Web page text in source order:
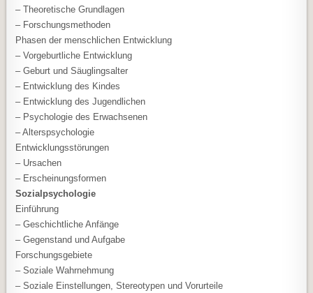
– Theoretische Grundlagen
– Forschungsmethoden
Phasen der menschlichen Entwicklung
– Vorgeburtliche Entwicklung
– Geburt und Säuglingsalter
– Entwicklung des Kindes
– Entwicklung des Jugendlichen
– Psychologie des Erwachsenen
– Alterspsychologie
Entwicklungsstörungen
– Ursachen
– Erscheinungsformen
Sozialpsychologie
Einführung
– Geschichtliche Anfänge
– Gegenstand und Aufgabe
Forschungsgebiete
– Soziale Wahrnehmung
– Soziale Einstellungen, Stereotypen und Vorurteile